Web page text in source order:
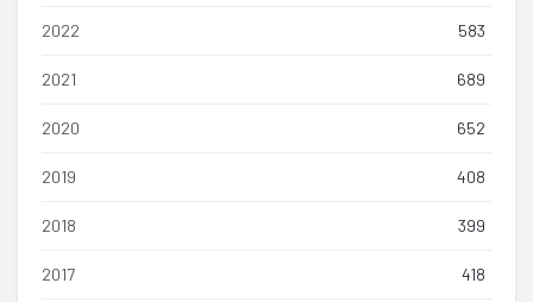
2022 583
2021 689
2020 652
2019 408
2018 399
2017 418